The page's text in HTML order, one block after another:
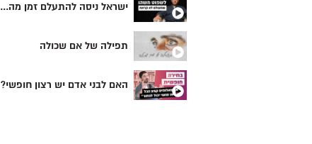
ישראל ניסה להתעלם זמן מה...
תפילה של אם שכולה
האם לבני אדם יש רצון חופשי?